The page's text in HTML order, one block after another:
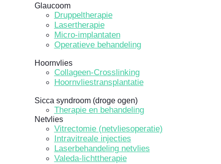
Glaucoom
Druppeltherapie
Lasertherapie
Micro-implantaten
Operatieve behandeling
Hoornvlies
Collageen-Crosslinking
Hoornvliestransplantatie
Sicca syndroom (droge ogen)
Therapie en behandeling
Netvlies
Vitrectomie (netvliesoperatie)
Intravitreale injecties
Laserbehandeling netvlies
Valeda-lichttherapie